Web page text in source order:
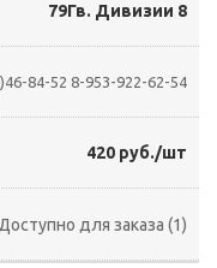
79Гв. Дивизии 8
84-52 8-953-922-62-54
420 руб./шт
Доступно для заказа (1)